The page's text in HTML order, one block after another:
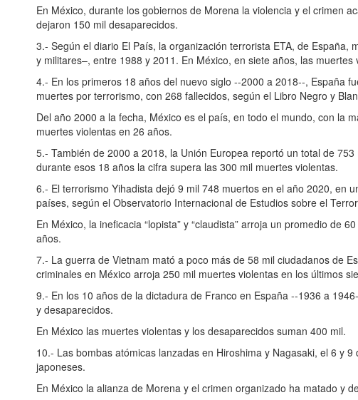
En México, durante los gobiernos de Morena la violencia y el crimen
dejaron 150 mil desaparecidos.
3.- Según el diario El País, la organización terrorista ETA, de España,
y militares–, entre 1988 y 2011. En México, en siete años, las muertes
4.- En los primeros 18 años del nuevo siglo --2000 a 2018--, España
muertes por terrorismo, con 268 fallecidos, según el Libro Negro y
Del año 2000 a la fecha, México es el país, en todo el mundo, con la
muertes violentas en 26 años.
5.- También de 2000 a 2018, la Unión Europea reportó un total de
durante esos 18 años la cifra supera las 300 mil muertes violentas.
6.- El terrorismo Yihadista dejó 9 mil 748 muertos en el año 2020, en
países, según el Observatorio Internacional de Estudios sobre el
En México, la ineficacia “lopista” y “claudista” arroja un promedio de
años.
7.- La guerra de Vietnam mató a poco más de 58 mil ciudadanos de
criminales en México arroja 250 mil muertes violentas en los últimos
9.- En los 10 años de la dictadura de Franco en España --1936 a
y desaparecidos.
En México las muertes violentas y los desaparecidos suman 400 mil.
10.- Las bombas atómicas lanzadas en Hiroshima y Nagasaki, el 6 y
japoneses.
En México la alianza de Morena y el crimen organizado ha matado y